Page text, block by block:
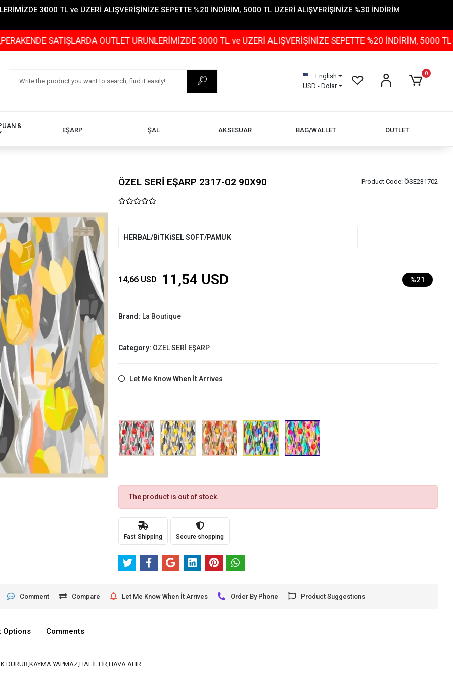
3000 TL ve ÜZERİ ALIŞVERİŞİNİZE SEPETTE %20 İNDİRİM, 5000 TL ÜZERİ ALIŞVERİŞİNİZE %30 İNDİRİM
SATIŞLARDA OUTLET ÜRÜNLERİMİZDE 3000 TL ve ÜZERİ ALIŞVERİŞİNİZE SEPETTE %20 İNDİRİM, 5000 TL ÜZERİ
English
USD - Dolar
0
&
EŞARP ŞAL AKSESUAR BAG/WALLET OUTLET
ÖZEL SERİ EŞARP 2317-02 90X90 Product Code: ÖSE231702
HERBAL/BİTKİSEL SOFT/PAMUK
14,66 USD 11,54 USD %21
Brand: La Boutique
Category: ÖZEL SERİ EŞARP
Let Me Know When İt Arrives
:
The product is out of stock.
Fast Shipping Secure shopping
Comment Compare Let Me Know When İt Arrives Order By Phone Product Suggestions
Options Comments
DURUR,KAYMA YAPMAZ,HAFİFTİR,HAVA ALIR.